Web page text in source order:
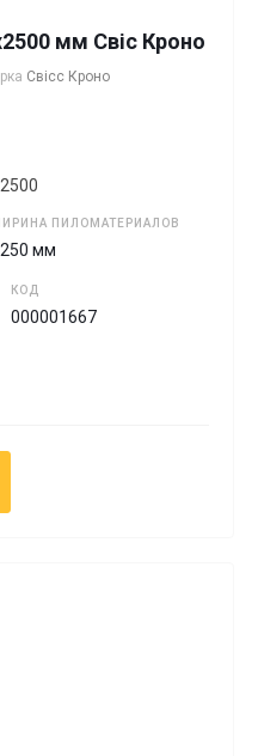
мм Свіс Кроно
Свісс Кроно
ПИЛОМАТЕРИАЛОВ
мм
КОД
000001667